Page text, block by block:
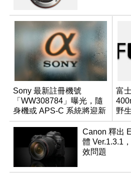
Sony 最新註冊機號
「WW308784」曝光，隨
身機或 APS-C 系統將迎新
成員？
富
野
滿
Canon 釋出
體 Ver.1.3.1
效問題